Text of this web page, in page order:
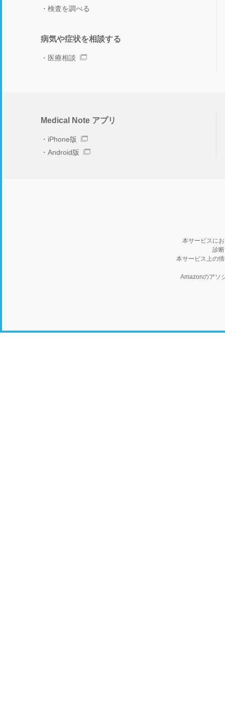
検査を調べる
病気や症状を相談する
医療相談
Medical Note アプリ
iPhone版
Android版
本サービスに
診
本サービス上の
Amazonのアソ